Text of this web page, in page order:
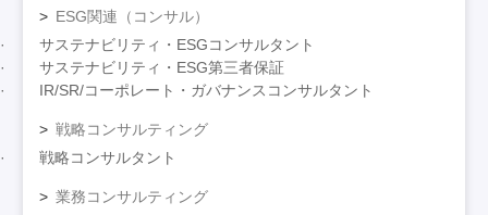
ESG関連（コンサル）
サステナビリティ・ESGコンサルタント
サステナビリティ・ESG第三者保証
IR/SR/コーポレート・ガバナンスコンサルタント
戦略コンサルティング
戦略コンサルタント
業務コンサルティング